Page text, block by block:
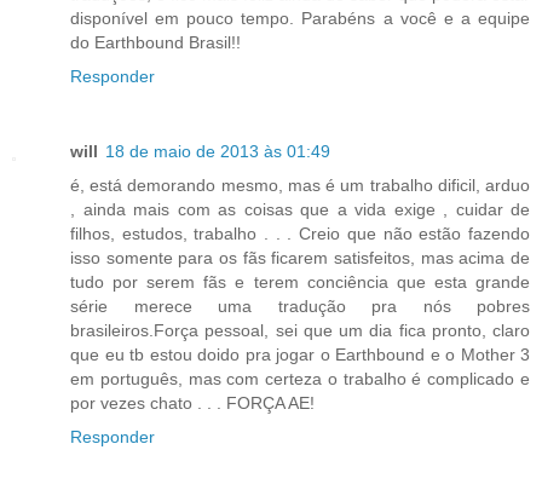
disponível em pouco tempo. Parabéns a você e a equipe
do Earthbound Brasil!!
Responder
will 18 de maio de 2013 às 01:49
é, está demorando mesmo, mas é um trabalho dificil, arduo
, ainda mais com as coisas que a vida exige , cuidar de
filhos, estudos, trabalho . . . Creio que não estão fazendo
isso somente para os fãs ficarem satisfeitos, mas acima de
tudo por serem fãs e terem conciência que esta grande
série merece uma tradução pra nós pobres
brasileiros.Força pessoal, sei que um dia fica pronto, claro
que eu tb estou doido pra jogar o Earthbound e o Mother 3
em português, mas com certeza o trabalho é complicado e
por vezes chato . . . FORÇA AE!
Responder